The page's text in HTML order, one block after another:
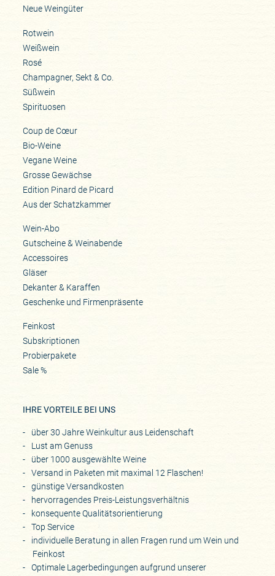
Neue Weingüter
Rotwein
Weißwein
Rosé
Champagner, Sekt & Co.
Süßwein
Spirituosen
Coup de Cœur
Bio-Weine
Vegane Weine
Grosse Gewächse
Edition Pinard de Picard
Aus der Schatzkammer
Wein-Abo
Gutscheine & Weinabende
Accessoires
Gläser
Dekanter & Karaffen
Geschenke und Firmenpräsente
Feinkost
Subskriptionen
Probierpakete
Sale %
IHRE VORTEILE BEI UNS
über 30 Jahre Weinkultur aus Leidenschaft
Lust am Genuss
über 1000 ausgewählte Weine
Versand in Paketen mit maximal 12 Flaschen!
günstige Versandkosten
hervorragendes Preis-Leistungsverhältnis
konsequente Qualitätsorientierung
Top Service
individuelle Beratung in allen Fragen rund um Wein und
Feinkost
Optimale Lagerbedingungen aufgrund unserer